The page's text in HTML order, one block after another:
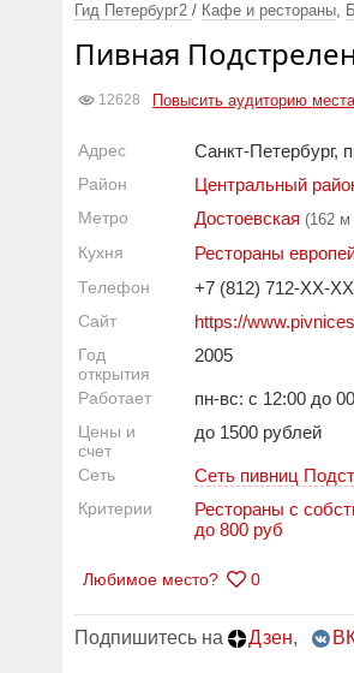
Гид Петербург2 / Кафе и рестораны,
Пивная
12628 Повысить аудиторию места
Адрес Санкт-Петербург,
Район Центральный
Метро Достоевская (162 м
Кухня Рестораны
Телефон +7 (812) 712-XX-XX
Сайт https://
Год
открытия
2005
Работает пн-вс: с 12:00 до
Цены и
счет
до 1500 рублей
Сеть Сеть пивниц
Критерии Рестораны с
до 800 руб
Любимое место? 0
Подпишитесь на Дзен,